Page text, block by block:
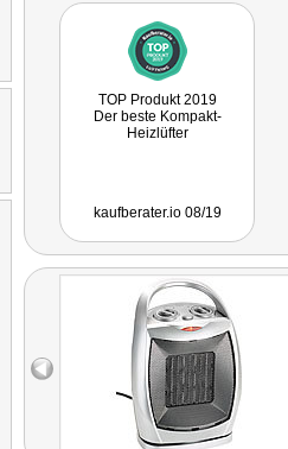
TOP Produkt 2019
Der beste Kompakt-
Heizlüfter
kaufberater.io 08/19